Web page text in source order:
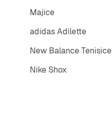
Majice
adidas Adilette
New Balance Tenisice
Nike Shox